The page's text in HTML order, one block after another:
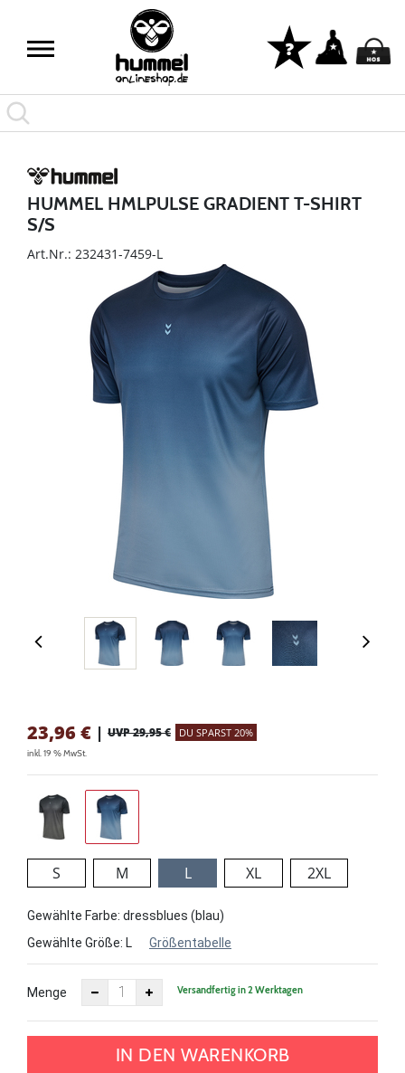
HUMMEL HMLPULSE GRADIENT T-SHIRT
S/S
Art.Nr.: 232431-7459-L
23,96 € | UVP 29,95 € DU SPARST 20%
inkl. 19 % MwSt.
S M L XL 2XL
Gewählte Farbe: dressblues (blau)
Gewählte Größe: L Größentabelle
Menge Versandfertig in 2 Werktagen
IN DEN WARENKORB